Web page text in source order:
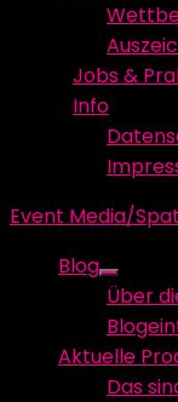
Jobs &
Info
Event Media/
Blog
Show
sub
menu
Über
Aktuelle
Das